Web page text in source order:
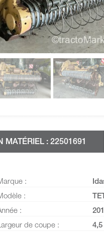
MATÉRIEL : 22501691
:
:
:
de coupe :
4,5